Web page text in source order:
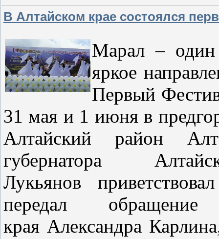
В Алтайском крае состоялся
Марал – один
яркое
Первый
31 мая и 1 июня в
Алтайский район
губернатора
Лукьянов
передал обращение
края Александра